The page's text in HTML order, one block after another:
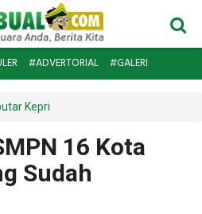
#ADVERTORIAL #GALERI
Kepri
16 Kota
Sudah